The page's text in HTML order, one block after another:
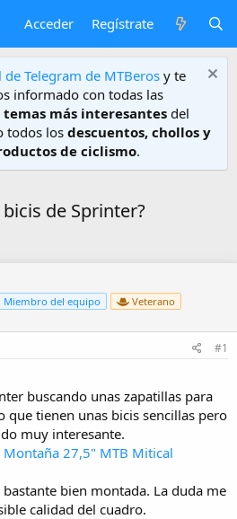
Acceder Regístrate
de Telegram de MTBeros y te
informado con todas las
temas más interesantes del
todos los descuentos, chollos y
de ciclismo.
de Sprinter?
Miembro del equipo Veterano
#1
buscando unas zapatillas para
tienen unas bicis sencillas pero
muy interesante.
Montaña 27,5" MTB Mitical
bien montada. La duda me
calidad del cuadro.